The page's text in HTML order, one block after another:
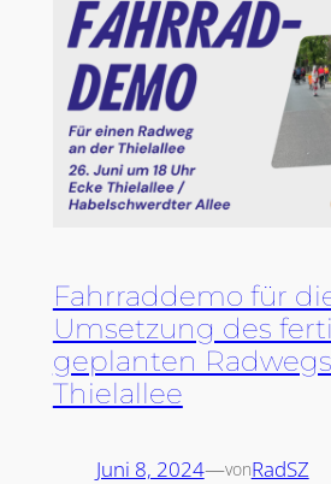
Fahrraddemo für
Umsetzung des
geplanten
Thielallee
Juni 8, 2024—vonRadSZ